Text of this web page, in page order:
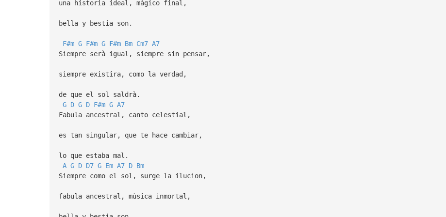
una historia ideal, màgico final,
bella y bestia son.
F#m G F#m G F#m Bm Cm7 A7
Siempre serà igual, siempre sin pensar,
siempre existira, como la verdad,
de que el sol saldrà.
G D G D F#m G A7
Fabula ancestral, canto celestial,
es tan singular, que te hace cambiar,
lo que estaba mal.
A G D D7 G Em A7 D Bm
Siempre como el sol, surge la ilucion,
fabula ancestral, mùsica inmortal,